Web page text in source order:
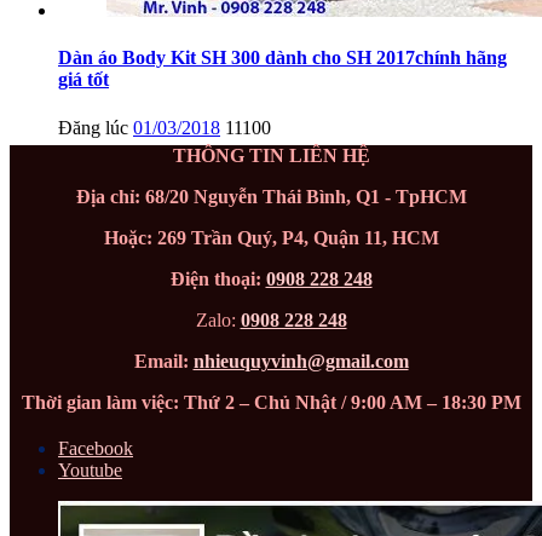
Dàn áo Body Kit SH 300 dành cho SH 2017chính hãng
giá tốt
Đăng lúc 01/03/2018 11100
THÔNG TIN LIÊN HỆ
Địa chỉ: 68/20 Nguyễn Thái Bình, Q1 - TpHCM
Hoặc: 269 Trần Quý, P4, Quận 11, HCM
Điện thoại: 0908 228 248
Zalo: 0908 228 248
Email: nhieuquyvinh@gmail.com
Thời gian làm việc: Thứ 2 – Chủ Nhật / 9:00 AM – 18:30 PM
Facebook
Youtube